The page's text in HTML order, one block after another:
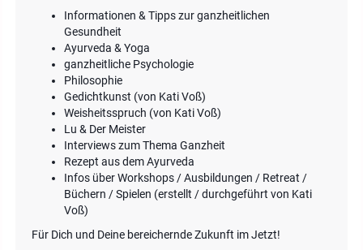
Informationen & Tipps zur ganzheitlichen
Gesundheit
Ayurveda & Yoga
ganzheitliche Psychologie
Philosophie
Gedichtkunst (von Kati Voß)
Weisheitsspruch (von Kati Voß)
Lu & Der Meister
Interviews zum Thema Ganzheit
Rezept aus dem Ayurveda
Infos über Workshops / Ausbildungen / Retreat /
Büchern / Spielen (erstellt / durchgeführt von Kati
Voß)
Für Dich und Deine bereichernde Zukunft im Jetzt!